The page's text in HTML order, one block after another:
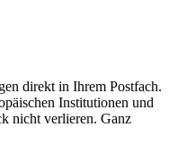
direkt in Ihrem Postfach.
Institutionen und
nicht verlieren. Ganz